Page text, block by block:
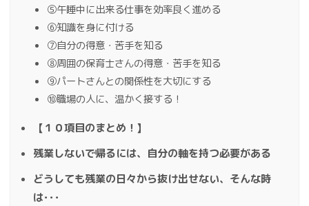
⑤午睡中に出来る仕事を効率良く進める
⑥知識を身に付ける
⑦自分の得意・苦手を知る
⑧周囲の保育士さんの得意・苦手を知る
⑨パートさんとの関係性を大切にする
⑩職場の人に、温かく接する！
【１０項目のまとめ！】
残業しないで帰るには、自分の軸を持つ必要がある
どうしても残業の日々から抜け出せない、そんな時
は･･･